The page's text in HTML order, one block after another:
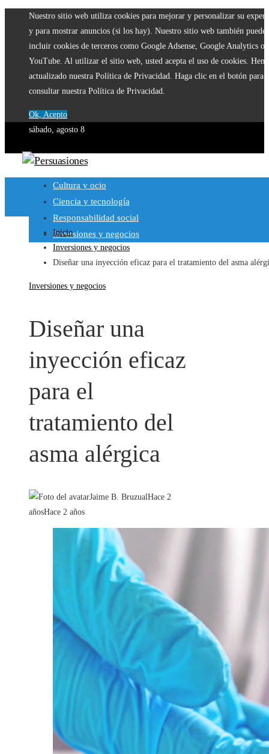
Nuestro sitio web utiliza cookies para mejorar y personalizar su
y para mostrar anuncios (si los hay). Nuestro sitio web también puede
incluir cookies de terceros como Google Adsense, Google Analytics o
YouTube. Al utilizar el sitio web, usted acepta el uso de cookies.
actualizado nuestra Política de Privacidad. Haga clic en el botón para
consultar nuestra Política de Privacidad.
Ok, Acepto
sábado, agosto 8
Cultura y ocio
Ciencia y tecnología
Responsabilidad social
Inversiones y negocios
Inicio
Inversiones y negocios
Diseñar una inyección eficaz para el tratamiento del asma
Inversiones y negocios
Diseñar una
inyección eficaz
para el
tratamiento del
asma alérgica
Jaime B. BruzualHace 2
añosHace 2 años